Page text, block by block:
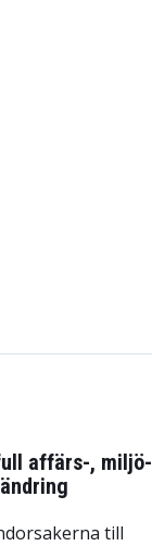
affärs-, miljö-
till